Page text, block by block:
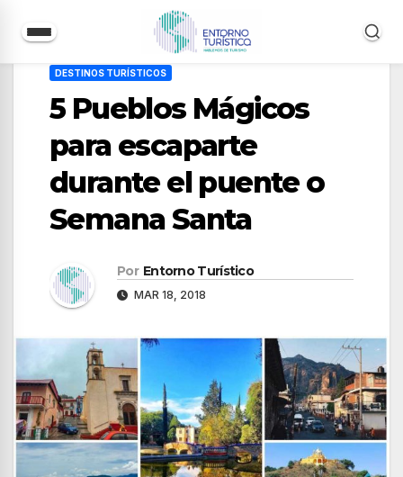
contenido
DESTINOS TURÍSTICOS
5 Pueblos Mágicos
para escaparte
durante el puente o
Semana Santa
Por Entorno Turístico
MAR 18, 2018